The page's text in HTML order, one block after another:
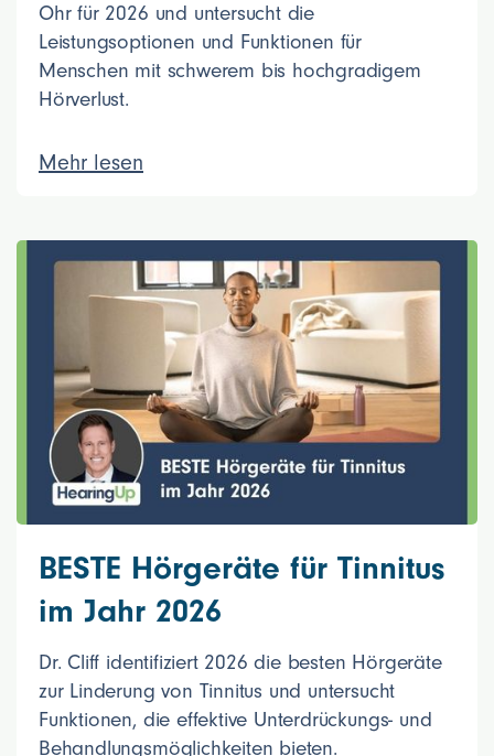
Ohr für 2026 und untersucht die
Leistungsoptionen und Funktionen für
Menschen mit schwerem bis hochgradigem
Hörverlust.
Mehr lesen
BESTE Hörgeräte für Tinnitus
im Jahr 2026
Dr. Cliff identifiziert 2026 die besten Hörgeräte
zur Linderung von Tinnitus und untersucht
Funktionen, die effektive Unterdrückungs- und
Behandlungsmöglichkeiten bieten.